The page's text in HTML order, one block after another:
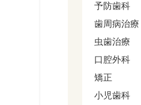
予防歯科
歯周病治療
虫歯治療
口腔外科
矯正
小児歯科